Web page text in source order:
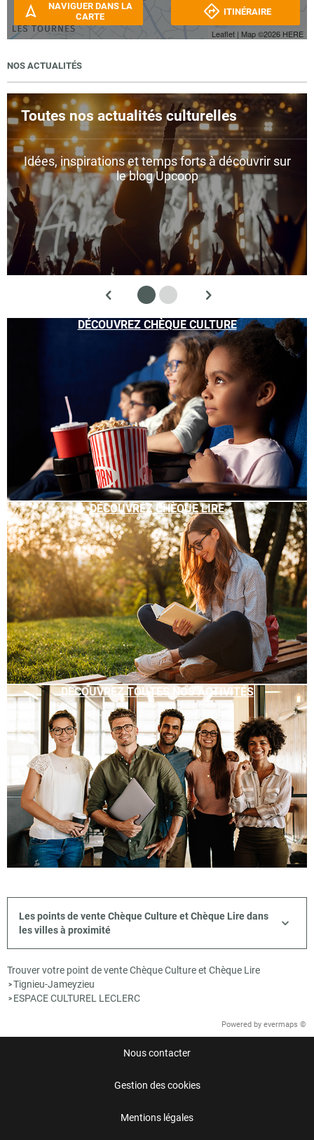
Leaflet | Map ©2026 HERE
NAVIGUER DANS LA
CARTE
ITINÉRAIRE
NOS ACTUALITÉS
Toutes nos actualités culturelles
Idées, inspirations et temps forts à découvrir sur
le blog Upcoop
DÉCOUVREZ CHÈQUE CULTURE
DÉCOUVREZ CHÈQUE LIRE
DÉCOUVREZ TOUTES NOS ACTIVITÉS
Les points de vente Chèque Culture et Chèque Lire dans
les villes à proximité
Trouver votre point de vente Chèque Culture et Chèque Lire
>Tignieu-Jameyzieu
> ESPACE CULTUREL LECLERC
Powered by evermaps ©
Nous contacter
Gestion des cookies
Mentions légales